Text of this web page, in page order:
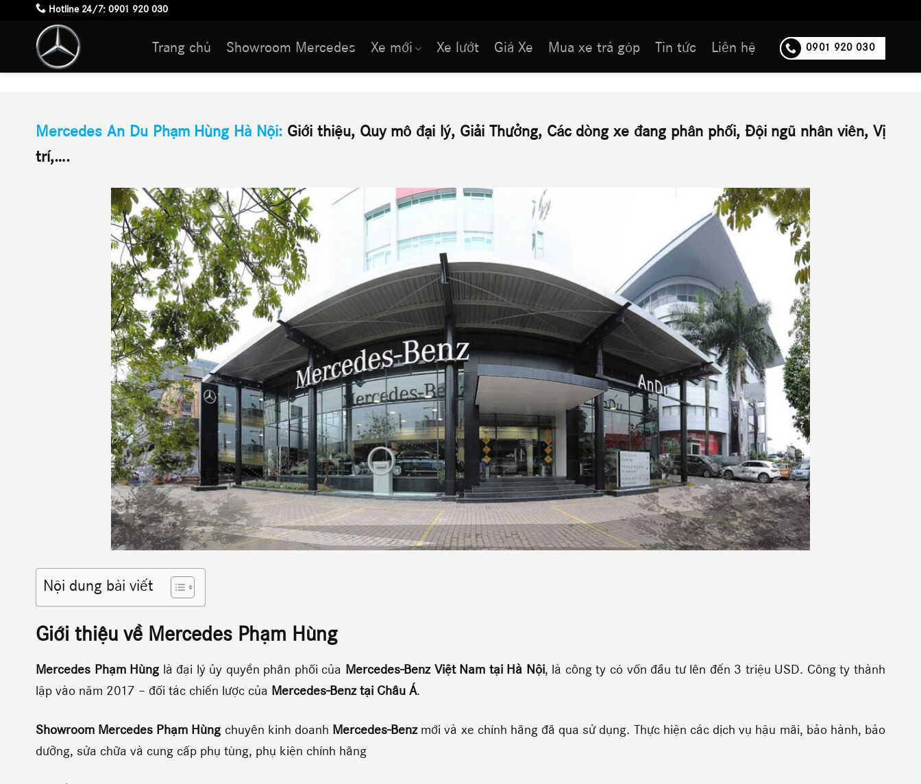
content
Hotline 24/7: 0901 920 030
Trang chủ Showroom Mercedes Xe mới Xe lướt Giá Xe Mua xe trả góp Tin tức Liên hệ 0901 920 030
An Du Phạm Hùng
Mercedes An Du Phạm Hùng Hà Nội: Giới thiệu, Quy mô đại lý, Giải Thưởng, Các dòng xe đang phân phối, Đội ngũ nhân viên, Vị
trí,….
Nội dung bài viết
Giới thiệu về Mercedes Phạm Hùng
Mercedes Phạm Hùng là đại lý ủy quyền phân phối của Mercedes-Benz Việt Nam tại Hà Nội, là công ty có vốn đầu tư lên đến 3 triệu USD. Công ty thành
lập vào năm 2017 – đối tác chiến lược của Mercedes-Benz tại Châu Á.
Showroom Mercedes Phạm Hùng chuyên kinh doanh Mercedes-Benzmới và xe chính hãng đã qua sử dụng. Thực hiện các dịch vụ hậu mãi, bảo hành, bảo
dưỡng, sửa chữa và cung cấp phụ tùng, phụ kiện chính hãng